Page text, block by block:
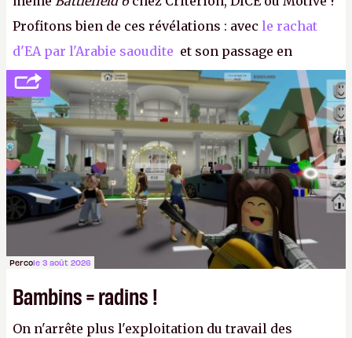
Profitons bien de ces révélations : avec le rachat
d'EA par l'Arabie saoudite et son passage en
société privée, l'éditeur n'aura bientôt plus
l'obligation de publier ses bilans. Encore une
victoire pour la transparence.P.
Percole 3 août 2026
Bambins = radins !
On n'arrête plus l'exploitation du travail des